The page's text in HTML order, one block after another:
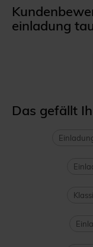
einladung
Das gefällt